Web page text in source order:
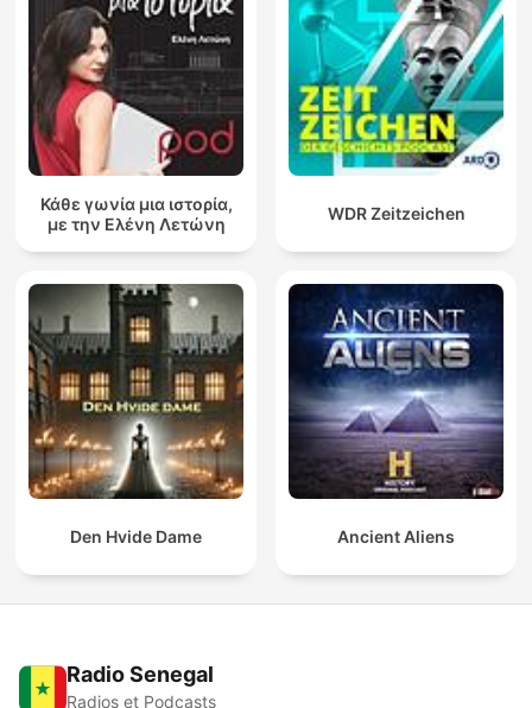
Κάθε γωνία μια ιστορία,
με την Ελένη Λετώνη
WDR Zeitzeichen
Den Hvide Dame Ancient Aliens
Radio Senegal
Radios et Podcasts